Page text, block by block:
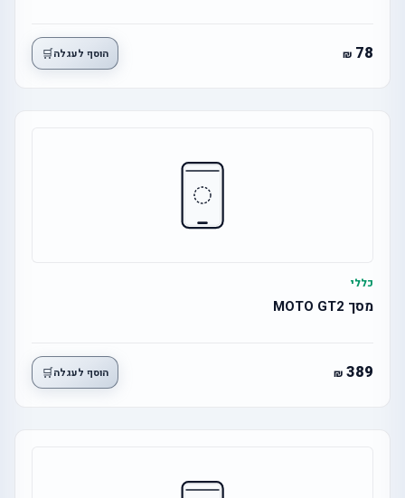
78 הוסף לעגלה🛒
כללי
מסך MOTO GT2
389 הוסף לעגלה🛒